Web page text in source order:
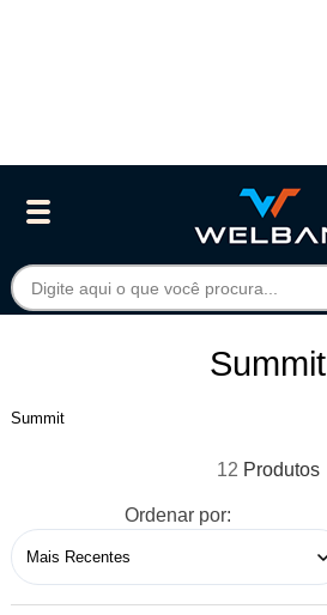
Summit
Summit
12
Ordenar por: